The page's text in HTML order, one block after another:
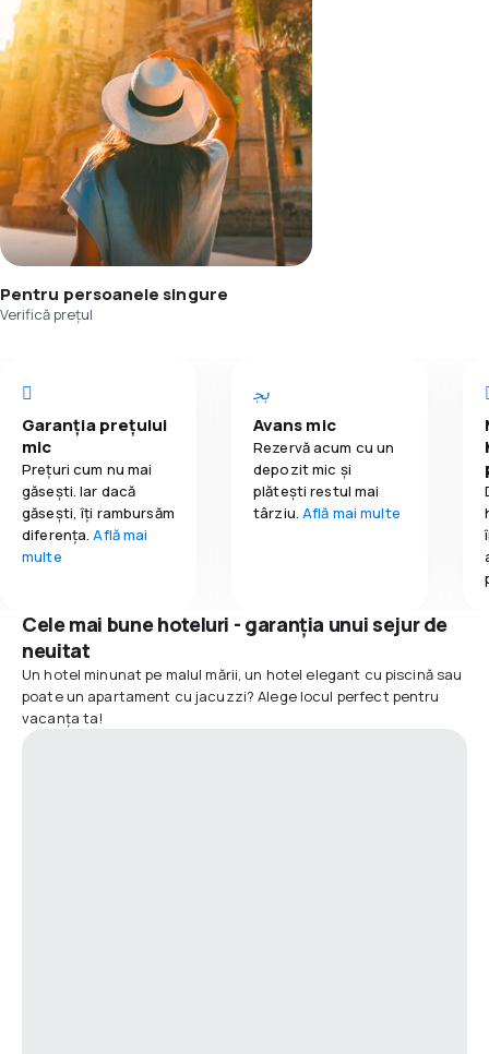
Pentru persoanele singure
Verifică prețul
Garanția prețului
mic
Prețuri cum nu mai
găsești. Iar dacă
găseşti, îți rambursăm
diferența.Află mai
multe
Avans mic
Rezervă acum cu un
depozit mic și
plătești restul mai
târziu.Află mai multe
Cele mai bune hoteluri - garanția unui sejur de
neuitat
Un hotel minunat pe malul mării, un hotel elegant cu piscină sau
poate un apartament cu jacuzzi? Alege locul perfect pentru
vacanța ta!